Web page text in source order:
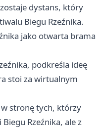
dystans, który
Biegu Rzeźnika.
jako otwarta brama
podkreśla ideę
stoi za wirtualnym
stronę tych, którzy
Biegu Rzeźnika, ale z